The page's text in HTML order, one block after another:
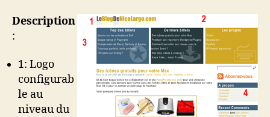
Description
:
1: Logo
configurab
le au
niveau du